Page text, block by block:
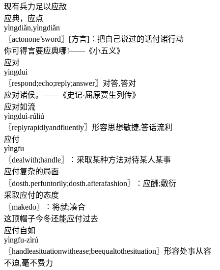
现有兵力足以应敌
应典，应点
yìngdiǎn,yìngdiǎn
〖actonone’sword〗[方言]∶把自己说过的话付诸行动
你可得言要应典哪!——《小五义》
应对
yìngduì
〖respond;echo;reply;answer〗对答,答对
应对诸侯。——《史记·屈原贾生列传》
应对如流
yìngduì-rúliú
〖replyrapidlyandfluently〗形容思想敏捷,答话流利
应付
yìngfu
〖dealwith;handle〗∶采取某种方法对待某人某事
应付复杂的局面
〖dosth.perfuntorily;dosth.afterafashion〗∶应酬;敷衍
采取应付的态度
〖makedo〗∶将就;凑合
这顶帽子今冬还能应付过去
应付自如
yìngfu-zìrú
〖handleasituationwithease;beequaltothesituation〗形容处事从容
不迫,毫不费力